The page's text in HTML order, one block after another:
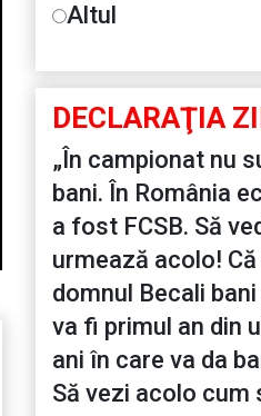
Altul
DECLARAŢIA
„În campionat nu
bani. În România
a fost FCSB. Să
urmează acolo!
domnul Becali
va fi primul an din
ani în care va da
Să vezi acolo cum